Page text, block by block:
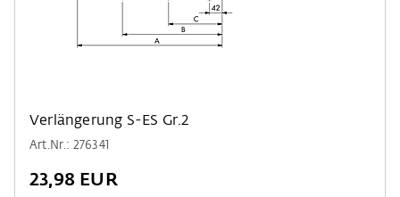
Verlängerung S-ES Gr.2
Art.Nr.: 276341
23,98 EUR